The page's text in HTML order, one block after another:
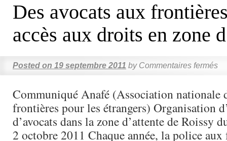
Des avocats aux
accès aux droits en zone
Posted on 19 septembre 2011 by Commentaires fermés
Communiqué Anafé (Association nationale
frontières pour les étrangers) Organisation
d’avocats dans la zone d’attente de Roissy
2 octobre 2011 Chaque année, la police